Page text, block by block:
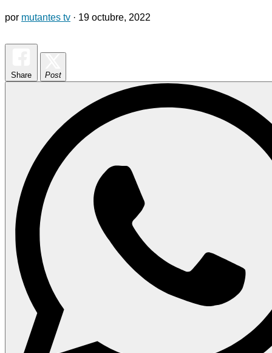
por mutantes tv · 19 octubre, 2022
Share Post